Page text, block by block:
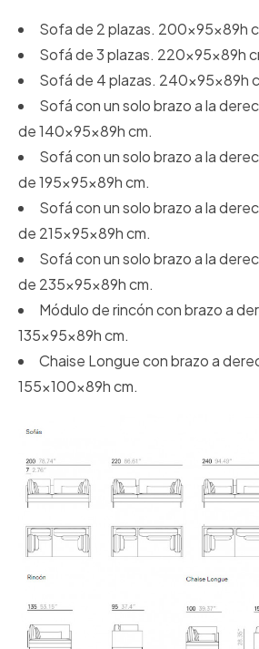
Sofa de 2 plazas. 200x95x89h
Sofá de 3 plazas. 220x95x89h
Sofá de 4 plazas. 240x95x89h
Sofá con un solo brazo a la
de 140x95x89h cm.
Sofá con un solo brazo a la
de 195x95x89h cm.
Sofá con un solo brazo a la
de 215x95x89h cm.
Sofá con un solo brazo a la
de 235x95x89h cm.
Módulo de rincón con brazo a
135x95x89h cm.
Chaise Longue con brazo a
155x100x89h cm.